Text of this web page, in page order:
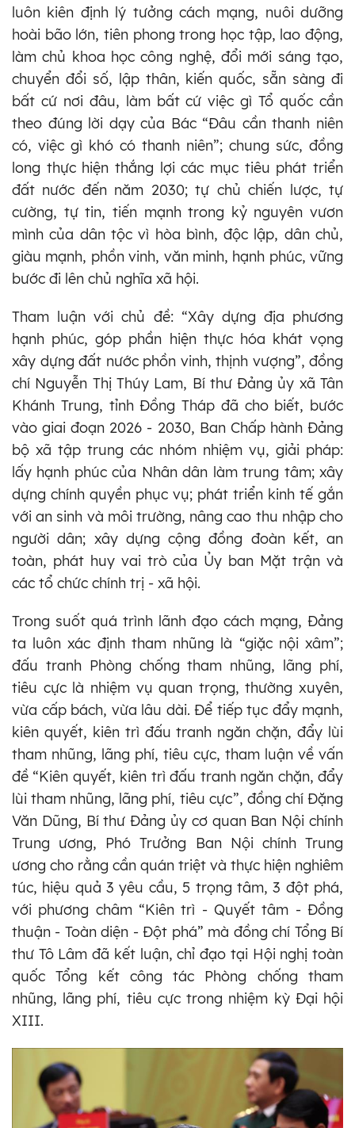
luôn kiên định lý tưởng cách mạng, nuôi dưỡng
hoài bão lớn, tiên phong trong học tập, lao động,
làm chủ khoa học công nghệ, đổi mới sáng tạo,
chuyển đổi số, lập thân, kiến quốc, sẵn sàng đi
bất cứ nơi đâu, làm bất cứ việc gì Tổ quốc cần
theo đúng lời dạy của Bác “Đâu cần thanh niên
có, việc gì khó có thanh niên”; chung sức, đồng
long thực hiện thắng lợi các mục tiêu phát triển
đất nước đến năm 2030; tự chủ chiến lược, tự
cường, tự tin, tiến mạnh trong kỷ nguyên vươn
mình của dân tộc vì hòa bình, độc lập, dân chủ,
giàu mạnh, phồn vinh, văn minh, hạnh phúc, vững
bước đi lên chủ nghĩa xã hội.
Tham luận với chủ đề: “Xây dựng địa phương
hạnh phúc, góp phần hiện thực hóa khát vọng
xây dựng đất nước phồn vinh, thịnh vượng”, đồng
chí Nguyễn Thị Thúy Lam, Bí thư Đảng ủy xã Tân
Khánh Trung, tỉnh Đồng Tháp đã cho biết, bước
vào giai đoạn 2026 - 2030, Ban Chấp hành Đảng
bộ xã tập trung các nhóm nhiệm vụ, giải pháp:
lấy hạnh phúc của Nhân dân làm trung tâm; xây
dựng chính quyền phục vụ; phát triển kinh tế gắn
với an sinh và môi trường, nâng cao thu nhập cho
người dân; xây dựng cộng đồng đoàn kết, an
toàn, phát huy vai trò của Ủy ban Mặt trận và
các tổ chức chính trị - xã hội.
Trong suốt quá trình lãnh đạo cách mạng, Đảng
ta luôn xác định tham nhũng là “giặc nội xâm”;
đấu tranh Phòng chống tham nhũng, lãng phí,
tiêu cực là nhiệm vụ quan trọng, thường xuyên,
vừa cấp bách, vừa lâu dài. Để tiếp tục đẩy mạnh,
kiên quyết, kiên trì đấu tranh ngăn chặn, đẩy lùi
tham nhũng, lãng phí, tiêu cực, tham luận về vấn
đề “Kiên quyết, kiên trì đấu tranh ngăn chặn, đẩy
lùi tham nhũng, lãng phí, tiêu cực”, đồng chí Đặng
Văn Dũng, Bí thư Đảng ủy cơ quan Ban Nội chính
Trung ương, Phó Trưởng Ban Nội chính Trung
ương cho rằng cần quán triệt và thực hiện nghiêm
túc, hiệu quả 3 yêu cầu, 5 trọng tâm, 3 đột phá,
với phương châm “Kiên trì - Quyết tâm - Đồng
thuận - Toàn diện - Đột phá” mà đồng chí Tổng Bí
thư Tô Lâm đã kết luận, chỉ đạo tại Hội nghị toàn
quốc Tổng kết công tác Phòng chống tham
nhũng, lãng phí, tiêu cực trong nhiệm kỳ Đại hội
XIII.